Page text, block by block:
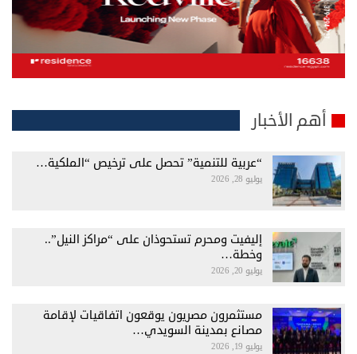
أهم الأخبار
“عربية للتنمية” تحصل على ترخيص “الملكية…
يوليو 28, 2026
إليفيت ومحرم تستحوذان على “مراكز النيل”..
وخطة…
يوليو 20, 2026
مستثمرون مصريون يوقعون اتفاقيات لإقامة
مصانع بمدينة السويدي…
يوليو 19, 2026